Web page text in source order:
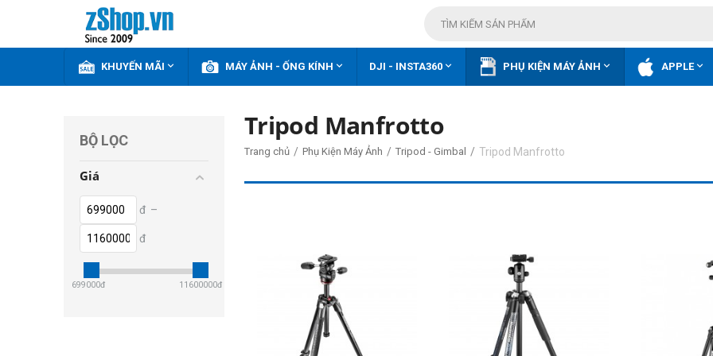
KHUYẾN MÃI  MÁY ẢNH - ỐNG KÍNH  DJI - INSTA360  PHỤ KIỆN MÁY ẢNH  APPLE
BỘ LỌC
Giá
đ –
đ
699000đ 11600000đ
Tripod Manfrotto
Trang chủ / Phụ Kiện Máy Ảnh / Tripod - Gimbal / Tripod Manfrotto